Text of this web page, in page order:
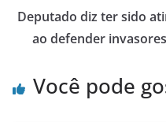
Deputado diz ter sido
ao defender
Você pode